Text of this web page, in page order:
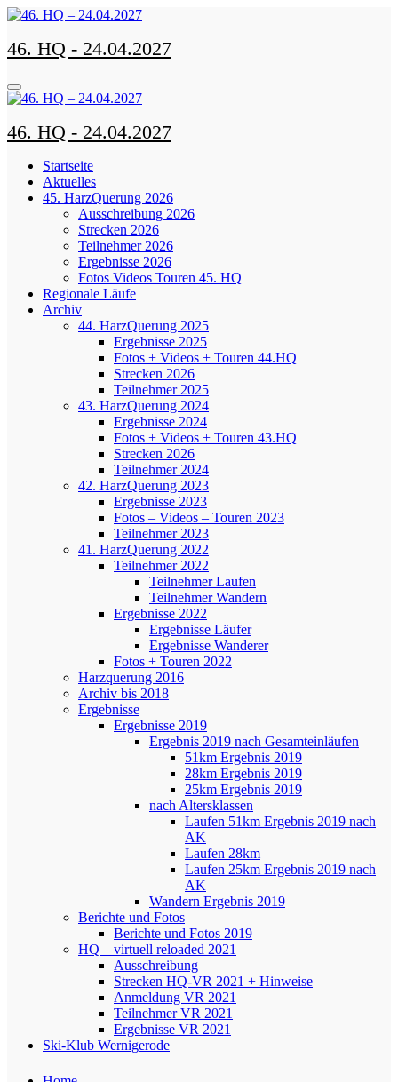
Zum
springen
46. HQ - 24.04.2027
46. HQ - 24.04.2027
Startseite
Aktuelles
45. HarzQuerung 2026
Ausschreibung 2026
Strecken 2026
Teilnehmer 2026
Ergebnisse 2026
Fotos Videos Touren 45. HQ
Regionale Läufe
Archiv
44. HarzQuerung 2025
Ergebnisse 2025
Fotos + Videos + Touren 44.HQ
Strecken 2026
Teilnehmer 2025
43. HarzQuerung 2024
Ergebnisse 2024
Fotos + Videos + Touren 43.HQ
Strecken 2026
Teilnehmer 2024
42. HarzQuerung 2023
Ergebnisse 2023
Fotos – Videos – Touren 2023
Teilnehmer 2023
41. HarzQuerung 2022
Teilnehmer 2022
Teilnehmer Laufen
Teilnehmer Wandern
Ergebnisse 2022
Ergebnisse Läufer
Ergebnisse Wanderer
Fotos + Touren 2022
Harzquerung 2016
Archiv bis 2018
Ergebnisse
Ergebnisse 2019
Ergebnis 2019 nach Gesamteinläufen
51km Ergebnis 2019
28km Ergebnis 2019
25km Ergebnis 2019
nach Altersklassen
Laufen 51km Ergebnis 2019 nach
AK
Laufen 28km
Laufen 25km Ergebnis 2019 nach
AK
Wandern Ergebnis 2019
Berichte und Fotos
Berichte und Fotos 2019
HQ – virtuell reloaded 2021
Ausschreibung
Strecken HQ-VR 2021 + Hinweise
Anmeldung VR 2021
Teilnehmer VR 2021
Ergebnisse VR 2021
Ski-Klub Wernigerode